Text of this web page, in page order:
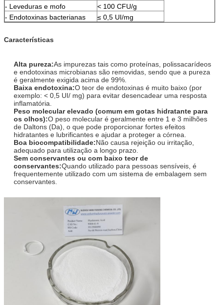
- Leveduras e mofo
< 100 CFU/g
- Endotoxinas bacterianas
≤ 0,5 UI/mg
Características
Alta pureza:As impurezas tais como proteínas, polissacarídeos
e endotoxinas microbianas são removidas, sendo que a pureza
é geralmente exigida acima de 99%.
Baixa endotoxina:O teor de endotoxinas é muito baixo (por
exemplo: < 0,5 UI/ mg) para evitar desencadear uma resposta
inflamatória.
Peso molecular elevado (comum em gotas hidratante para
os olhos):O peso molecular é geralmente entre 1 e 3 milhões
de Daltons (Da), o que pode proporcionar fortes efeitos
hidratantes e lubrificantes e ajudar a proteger a córnea.
Boa biocompatibilidade:Não causa rejeição ou irritação,
adequado para utilização a longo prazo.
Sem conservantes ou com baixo teor de
conservantes:Quando utilizado para pessoas sensíveis, é
frequentemente utilizado com um sistema de embalagem sem
conservantes.